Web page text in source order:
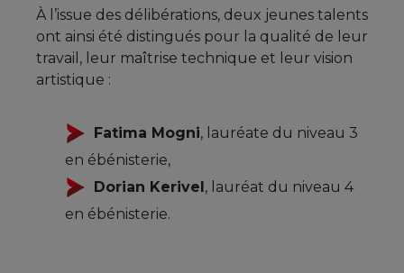
À l’issue des délibérations, deux jeunes talents
ont ainsi été distingués pour la qualité de leur
travail, leur maîtrise technique et leur vision
artistique :
Fatima Mogni, lauréate du niveau 3
en ébénisterie,
Dorian Kerivel, lauréat du niveau 4
en ébénisterie.